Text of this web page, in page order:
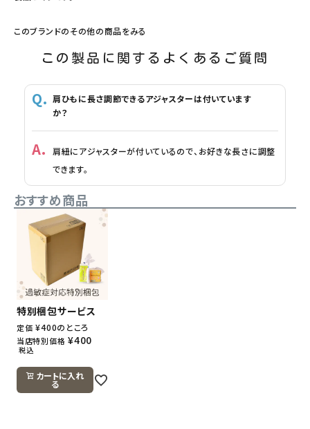
このブランドのその他の商品をみる
この製品に関するよくあるご質問
肩ひもに長さ調節できるアジャスターは付いています
か？
肩紐にアジャスターが付いているので、お好きな長さに調整
できます。
おすすめ商品
特別梱包サービス
定価 ¥400のところ
当店特別価格 ¥400
税込
カートに入れ
る